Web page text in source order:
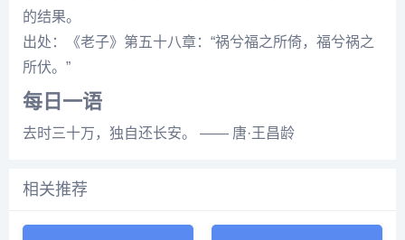
的结果。
出处：《老子》第五十八章：“祸兮福之所倚，福兮祸之
所伏。”
每日一语
去时三十万，独自还长安。 —— 唐·王昌龄
相关推荐